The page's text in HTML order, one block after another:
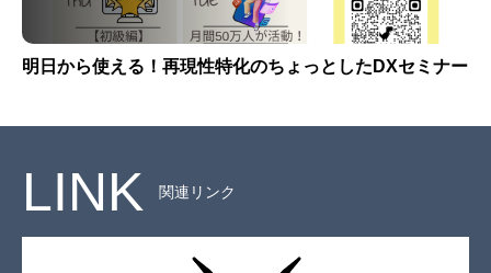
明日から使える！再現性特化のちょっとしたDXセミナー
LINK 関連リンク